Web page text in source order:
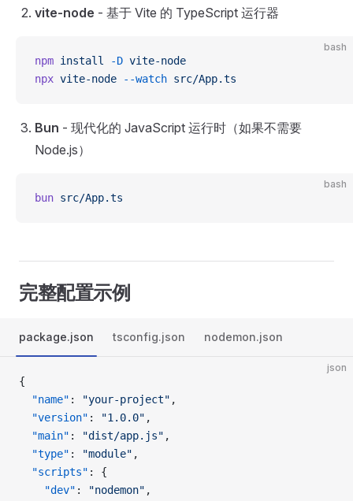
vite-node - 基于 Vite 的 TypeScript 运行器
bash
npm install -D vite-node
npx vite-node --watch src/App.ts
Bun - 现代化的 JavaScript 运行时（如果不需要
Node.js）
bash
bun src/App.ts
完整配置示例
package.json tsconfig.json nodemon.json
json
{
  "name"
: "your-project" ,
  "version"
: "1.0.0" ,
  "main"
: "dist/app.js" ,
  "type"
: "module" ,
  "scripts"
: {
    "dev"
: "nodemon" ,